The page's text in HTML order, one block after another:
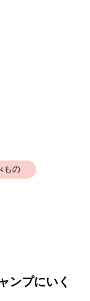
もの
ンプにいく